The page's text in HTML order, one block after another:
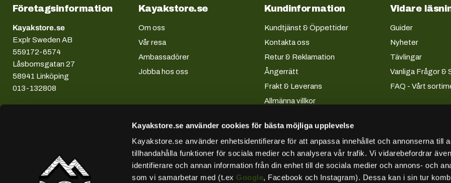
Kayakstore.se använder cookies för bästa möjliga upplevelse
Kayakstore.se använder enhetsidentifierare för att anpassa innehållet och annonserna till
tillhandahålla funktioner för sociala medier och analysera vår trafik. Vi vidarebefordrar
identifierare och annan information från din enhet till de sociala medier och annons- och
som vi samarbetar med (t.ex Google, Facebook och Instagram). Dessa kan i sin tur
Företagsinformation
Kayakstore.se
Explr Sweden AB
559172-6574
Låsbomsgatan 27
58941 Linköping
013-132808
Kayakstore.se
Om oss
Vår resa
Ambassadörer
Jobba hos oss
Kundinformation
Kundtjänst & Öppettider
Kontakta oss
Retur & Reklamation
Ångerrätt
Frakt & Leverans
Allmänna villkor
Lån & Avbetalning
Integritetspolicy
Kundkonto
Vidare
Guider
Nyheter
Tävlingar
Vanliga Frågor &
FAQ - Vårt